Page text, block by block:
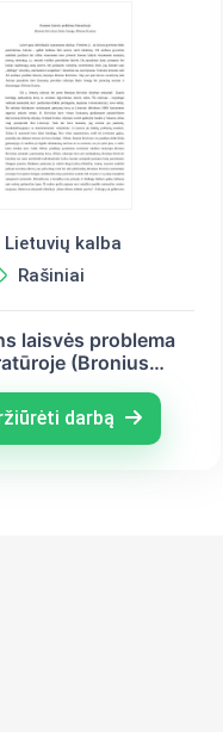
Lietuvių kalba
Rašiniai
laisvės problema
(Bronius
Kamiu)
darbą